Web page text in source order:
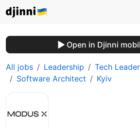
Open in Djinni
All jobs Leadership
Tech
Software Architect
Kyiv